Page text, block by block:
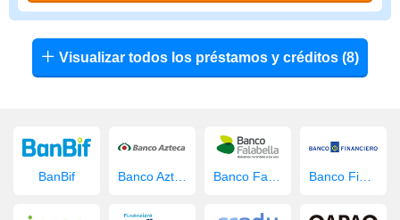
Visualizar todos los préstamos y créditos (8)
BanBif